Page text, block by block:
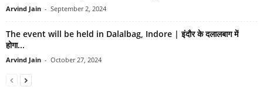
Arvind Jain - September 2, 2024
The event will be held in Dalalbag, Indore | इंदौर के दलालबाग में
होगा...
Arvind Jain - October 27, 2024